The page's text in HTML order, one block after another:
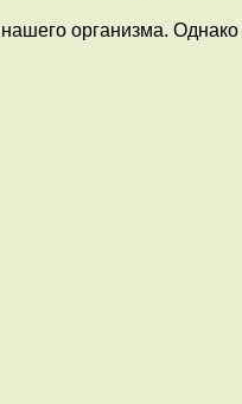
организма.